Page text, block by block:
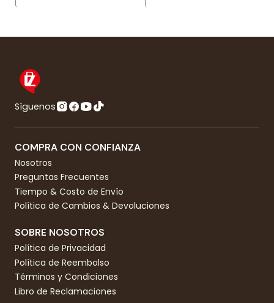
Síguenos
COMPRA CON CONFIANZA
Nosotros
Preguntas Frecuentes
Tiempo & Costo de Envío
Política de Cambios & Devoluciones
SOBRE NOSOTROS
Política de Privacidad
Política de Reembolso
Términos y Condiciones
Libro de Reclamaciones